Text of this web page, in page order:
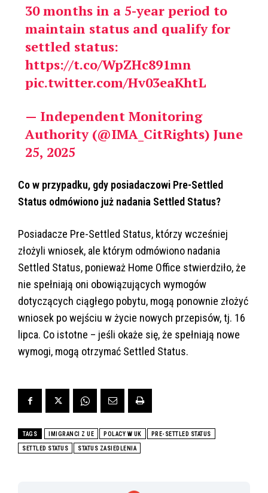
30 months in a 5-year period to
maintain status and qualify for
settled status:
https://t.co/WpZHc891mn
pic.twitter.com/Hv03eaKhtL
— Independent Monitoring
Authority (@IMA_CitRights) June
25, 2025
Co w przypadku, gdy posiadaczowi Pre-Settled
Status odmówiono już nadania Settled Status?
Posiadacze Pre-Settled Status, którzy wcześniej
złożyli wniosek, ale którym odmówiono nadania
Settled Status, ponieważ Home Office stwierdziło, że
nie spełniają oni obowiązujących wymogów
dotyczących ciągłego pobytu, mogą ponownie złożyć
wniosek po wejściu w życie nowych przepisów, tj. 16
lipca. Co istotne – jeśli okaże się, że spełniają nowe
wymogi, mogą otrzymać Settled Status.
TAGS IMIGRANCI Z UE POLACY W UK PRE-SETTLED STATUS
SETTLED STATUS STATUS ZASIEDLENIA